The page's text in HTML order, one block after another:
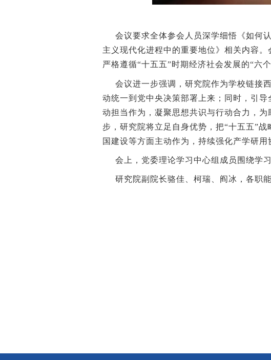
会议要求全体参会人员深学细悟《如何
主义现代化进程中的重要地位》相关内容。
严格遵循“十五五”时期经济社会发展的“六
会议进一步强调，研究院作为学校链接
动统一到党中央决策部署上来；同时，引导
动担当作为，凝聚思想共识与行动合力，
步，研究院将立足自身优势，把“十五五”
国建设等方面主动作为，持续强化产学研
会上，党委理论学习中心组成员围绕学
研究院副院长骆佳、柯瑞、阎冰，各职